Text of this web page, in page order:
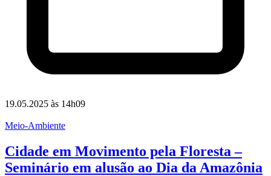
19.05.2025 às 14h09
Meio-Ambiente
Cidade em Movimento pela Floresta –
Seminário em alusão ao Dia da Amazônia